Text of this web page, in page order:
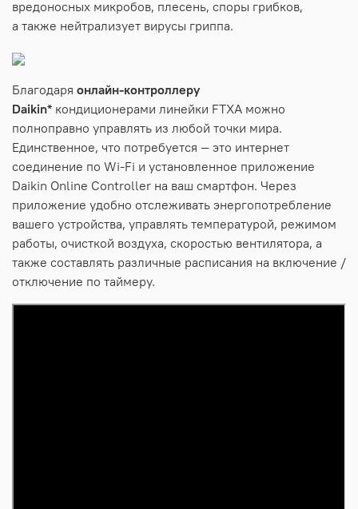
вредоносных микробов, плесень, споры грибков,
а также нейтрализует вирусы гриппа.
Благодаря онлайн-контроллеру
Daikin* кондиционерами линейки FTXA можно
полноправно управлять из любой точки мира.
Единственное, что потребуется — это интернет
соединение по Wi-Fi и установленное приложение
Daikin Online Controller на ваш смартфон. Через
приложение удобно отслеживать энергопотребление
вашего устройства, управлять температурой, режимом
работы, очисткой воздуха, скоростью вентилятора, а
также составлять различные расписания на включение /
отключение по таймеру.